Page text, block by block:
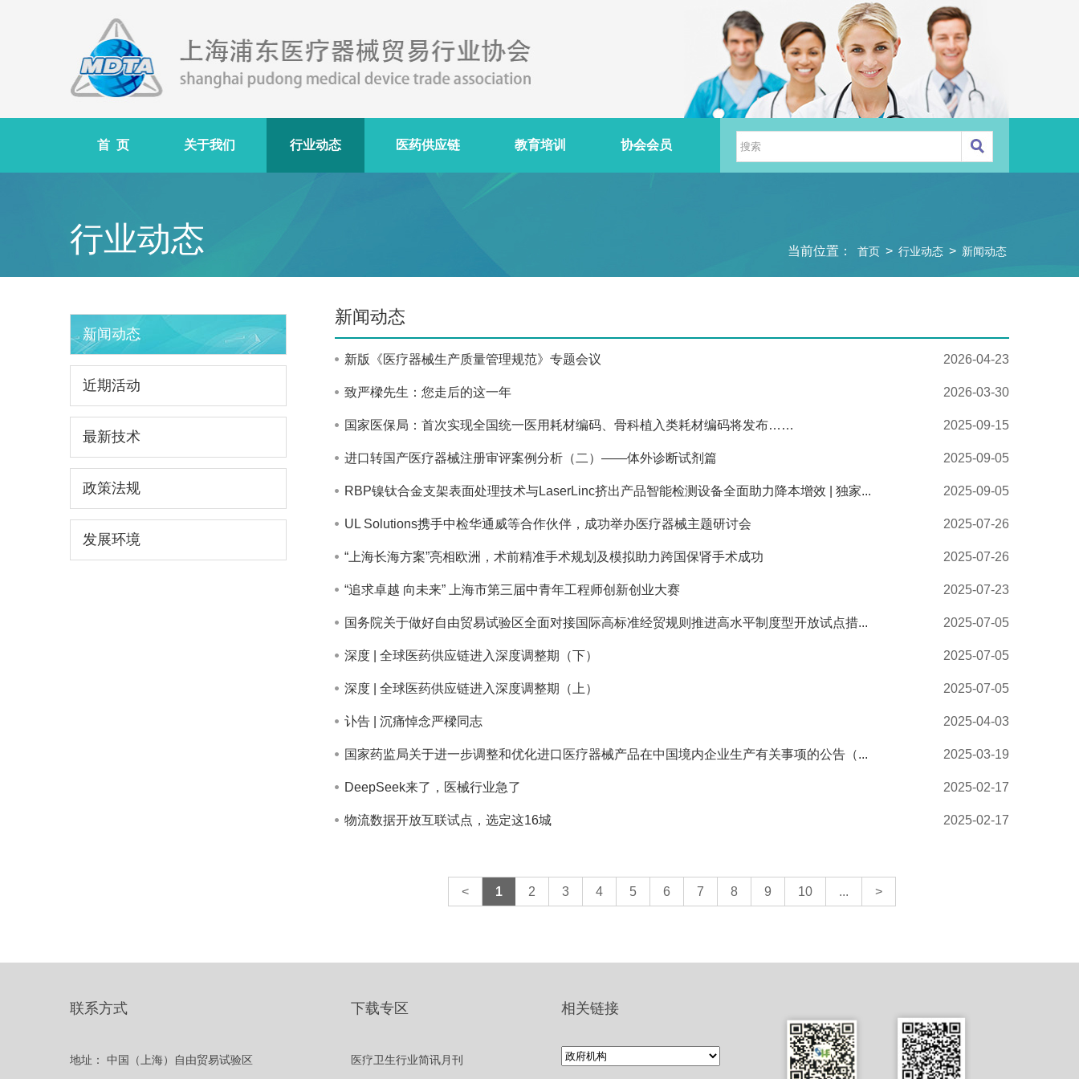
首 页 关于我们 行业动态 医药供应链 教育培训 协会会员
行业动态 当前位置： 首页 > 行业动态 > 新闻动态
新闻动态
近期活动
最新技术
政策法规
发展环境
新闻动态
新版《医疗器械生产质量管理规范》专题会议 2026-04-23
致严樑先⽣：您⾛后的这⼀年 2026-03-30
国家医保局：首次实现全国统一医用耗材编码、骨科植入类耗材编码将发布…… 2025-09-15
进口转国产医疗器械注册审评案例分析（二）——体外诊断试剂篇 2025-09-05
RBP镍钛合金支架表面处理技术与LaserLinc挤出产品智能检测设备全面助力降本增效 | 独家... 2025-09-05
UL Solutions携手中检华通威等合作伙伴，成功举办医疗器械主题研讨会 2025-07-26
“上海长海方案”亮相欧洲，术前精准手术规划及模拟助力跨国保肾手术成功 2025-07-26
“追求卓越 向未来” 上海市第三届中青年工程师创新创业大赛 2025-07-23
国务院关于做好自由贸易试验区全面对接国际高标准经贸规则推进高水平制度型开放试点措... 2025-07-05
深度 | 全球医药供应链进入深度调整期（下） 2025-07-05
深度 | 全球医药供应链进入深度调整期（上） 2025-07-05
讣告 | 沉痛悼念严樑同志 2025-04-03
国家药监局关于进一步调整和优化进口医疗器械产品在中国境内企业生产有关事项的公告（... 2025-03-19
DeepSeek来了，医械行业急了 2025-02-17
物流数据开放互联试点，选定这16城 2025-02-17
< 1 2 3 4 5 6 7 8 9 10 ... >
联系方式
地址： 中国（上海）自由贸易试验区
下载专区
医疗卫生行业简讯月刊
相关链接